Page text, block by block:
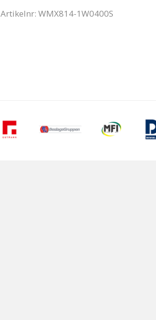
Artikelnr: WMX814-1W0400S